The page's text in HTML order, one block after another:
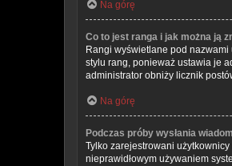
Na górę
Co to jest ranga i jak można ją
Rangi wyświetlane pod
stylu rang, ponieważ ustawia je
administrator obniży licznik
Na górę
Podczas próby wysłania
Tylko zarejestrowani
nieprawidłowym używaniem